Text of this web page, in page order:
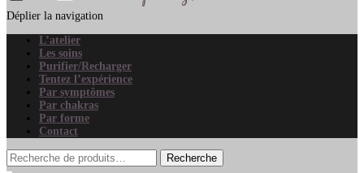
Déplier la navigation
L’atelier
Les soins
Purifier/Recharger
Tentez l’expérience
Par symptômes
Par chakras
Par forme
Contact